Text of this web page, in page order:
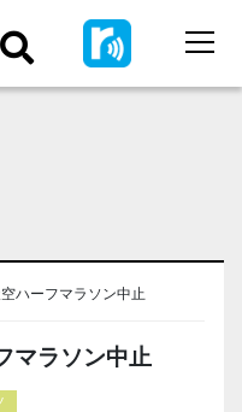
空ハーフマラソン中止
マラソン中止